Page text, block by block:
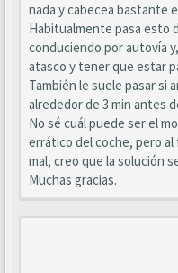
nada y cabecea bastante
Habitualmente pasa esto
conduciendo por autovía
atasco y tener que estar
También le suele pasar si
alrededor de 3 min antes
No sé cuál puede ser el
errático del coche, pero al
mal, creo que la solución
Muchas gracias.